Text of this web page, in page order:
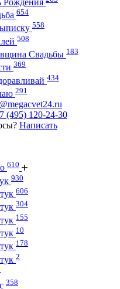
654
558
508
Свадьбы 183
369
434
291
(495) 120-24-30
Написать
610
930
606
304
155
10
178
2
358